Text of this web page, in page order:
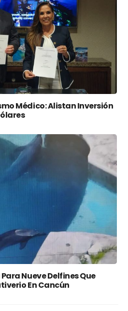
Médico: Alistan Inversión
Nueve Delfines Que
En Cancún